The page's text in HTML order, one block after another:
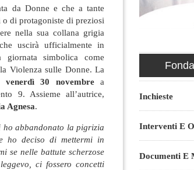
da Donne e che a tante
di protagoniste di preziosi
nella sua collana grigia
uscirà ufficialmente in
simbolica come
Violenza sulle Donne. La
venerdì 30 novembrea
9. Assieme all’autrice,
Agnesa.
ho abbandonato la pigrizia
ho deciso di mettermi in
se nelle battute scherzose
ci fossero concetti
Inchieste
Interventi E
Documenti E